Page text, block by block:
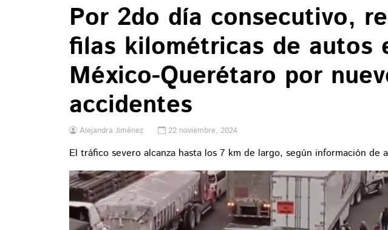
Por 2do día consecutivo,
filas kilométricas de autos
México-Querétaro por
accidentes
Alejandra Jiménez 22 noviembre, 2024
El tráfico severo alcanza hasta los 7 km de largo, según información de